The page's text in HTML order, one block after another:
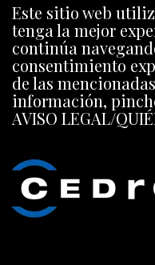
Este sitio web
tenga la mejor
continúa
consentimiento
de las
información,
AVISO LEGAL/